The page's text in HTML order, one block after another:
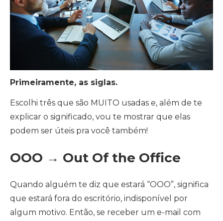
Primeiramente, as siglas.
Escolhi três que são MUITO usadas e, além de te
explicar o significado, vou te mostrar que elas
podem ser úteis pra você também!
OOO → Out Of the Office
Quando alguém te diz que estará “OOO”, significa
que estará fora do escritório, indisponível por
algum motivo. Então, se receber um e-mail com